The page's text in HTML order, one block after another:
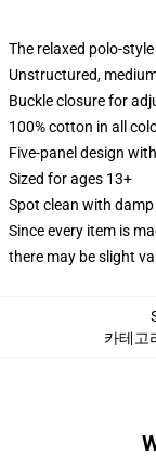
The relaxed polo-
Unstructured,
Buckle closure for
100% cotton in all
Five-panel design
Sized for ages 13+
Spot clean with
Since every item is
there may be slight
카테고